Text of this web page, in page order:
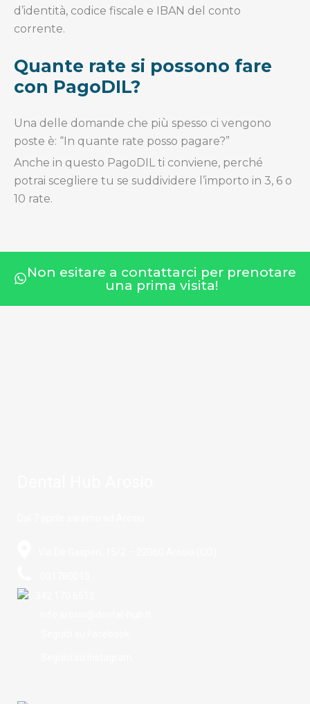
d’identità, codice fiscale e IBAN del conto
corrente.
Quante rate si possono fare
con PagoDIL?
Una delle domande che più spesso ci vengono
poste è: “In quante rate posso pagare?”
Anche in questo PagoDIL ti conviene, perché
potrai scegliere tu se suddividere l’importo in 3, 6 o
10 rate.
Non esitare a contattarci per prenotare
una prima visita!